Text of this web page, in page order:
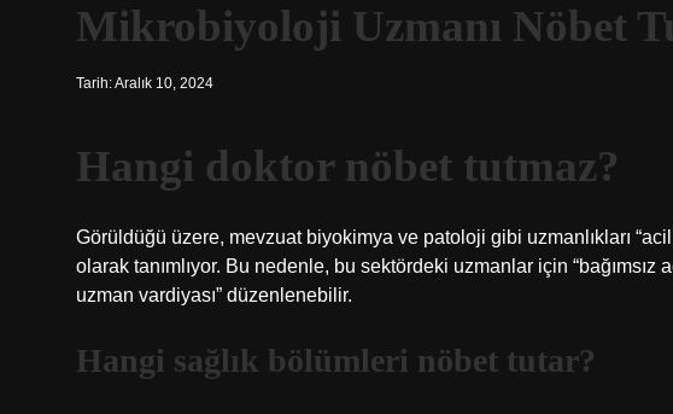
Mikrobiyoloji Uzmanı Nöbet
Tarih: Aralık 10, 2024
Hangi doktor nöbet tutmaz?
Görüldüğü üzere, mevzuat biyokimya ve patoloji gibi uzmanlıkları
olarak tanımlıyor. Bu nedenle, bu sektördeki uzmanlar için
uzman vardiyası” düzenlenebilir.
Hangi sağlık bölümleri nöbet tutar?